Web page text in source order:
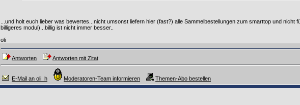
...und holt euch lieber was bewertes...nicht umsonst liefern hier (fast?) alle Sammelbestellungen zum smarttop und nicht
billigeres modul)...billig ist nicht immer besser..
oli
Antworten Antworten mit Zitat
E-Mail an oli_h Moderatoren-Team informieren Themen-Abo bestellen